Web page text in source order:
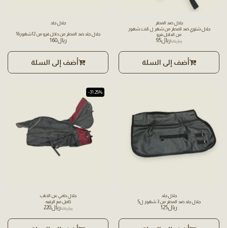
جلال ضد المطر
جلال شتوي ضد المطر من شهر ل ثلاث شهور
من الداخل فرو
﷼120﷼95
أضف إلى السلة
جلال جلد
جلال جلد ضد المطر من داخل فرو من 12شهور16
﷼160
أضف إلى السلة
جلال جلد
جلال جلد ضد المطر من 3 شهور ل5
﷼125
-31.25%
جلال حامي عن الذباب
كامل مع الرقبه
﷼320﷼220